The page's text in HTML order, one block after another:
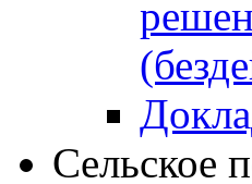
Сельское